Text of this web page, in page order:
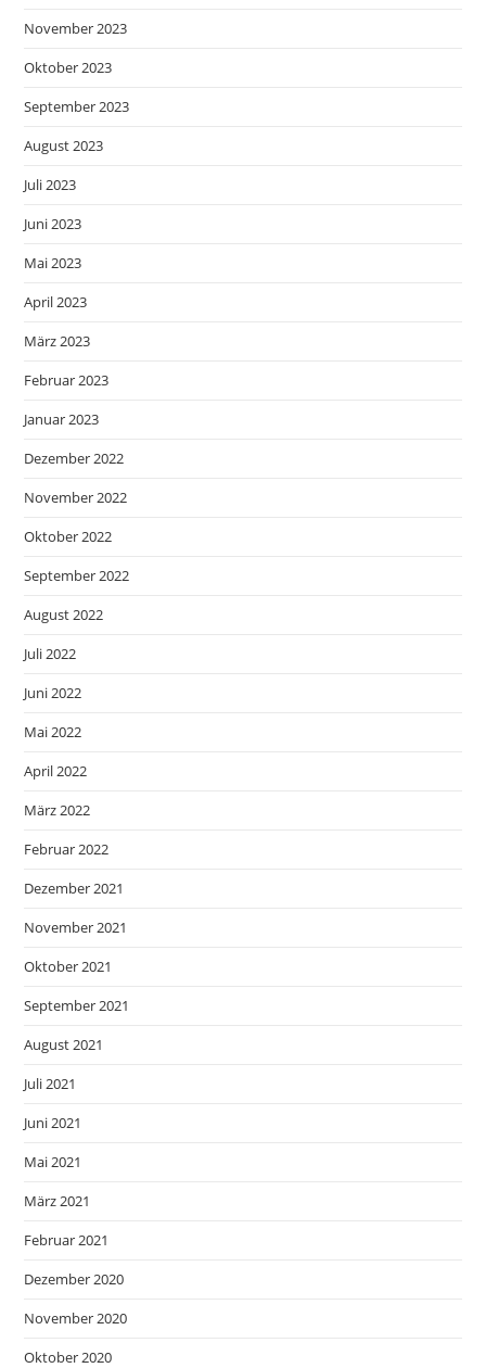
November 2023
Oktober 2023
September 2023
August 2023
Juli 2023
Juni 2023
Mai 2023
April 2023
März 2023
Februar 2023
Januar 2023
Dezember 2022
November 2022
Oktober 2022
September 2022
August 2022
Juli 2022
Juni 2022
Mai 2022
April 2022
März 2022
Februar 2022
Dezember 2021
November 2021
Oktober 2021
September 2021
August 2021
Juli 2021
Juni 2021
Mai 2021
März 2021
Februar 2021
Dezember 2020
November 2020
Oktober 2020